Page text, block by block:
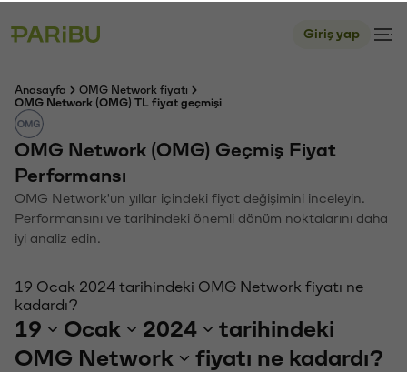
Giriş yap
Anasayfa
OMG Network fiyatı
OMG Network (OMG) TL fiyat geçmişi
OMG Network (OMG) Geçmiş Fiyat
Performansı
OMG Network'un yıllar içindeki fiyat değişimini inceleyin.
Performansını ve tarihindeki önemli dönüm noktalarını daha
iyi analiz edin.
19 Ocak 2024 tarihindeki OMG Network fiyatı ne
kadardı?
19 Ocak 2024
tarihindeki
OMG Network
fiyatı ne kadardı?